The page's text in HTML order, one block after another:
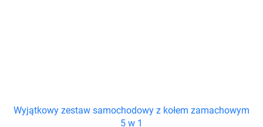
Wyjątkowy zestaw samochodowy z kołem zamachowym
5 w 1